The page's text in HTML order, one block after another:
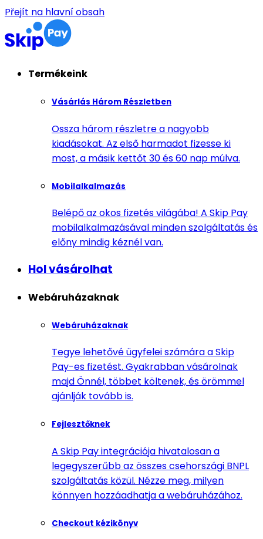
Přejít na hlavní obsah
Termékeink
Vásárlás Három Részletben
Ossza három részletre a nagyobb
kiadásokat. Az első harmadot fizesse ki
most, a másik kettőt 30 és 60 nap múlva.
Mobilalkalmazás
Belépő az okos fizetés világába! A Skip Pay
mobilalkalmazásával minden szolgáltatás és
előny mindig kéznél van.
Hol vásárolhat
Webáruházaknak
Webáruházaknak
Tegye lehetővé ügyfelei számára a Skip
Pay-es fizetést. Gyakrabban vásárolnak
majd Önnél, többet költenek, és örömmel
ajánlják tovább is.
Fejlesztőknek
A Skip Pay integrációja hivatalosan a
legegyszerűbb az összes csehországi BNPL
szolgáltatás közül. Nézze meg, milyen
könnyen hozzáadhatja a webáruházához.
Checkout kézikönyv